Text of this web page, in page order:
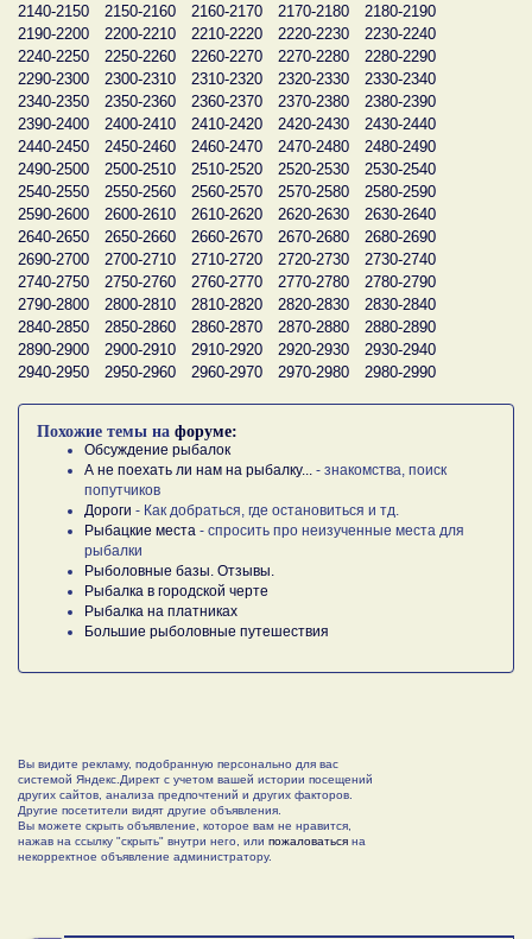
2140-2150
2150-2160 2160-2170 2170-2180
2180-2190
2190-2200
2200-2210 2210-2220 2220-2230
2230-2240
2240-2250
2250-2260 2260-2270 2270-2280
2280-2290
2290-2300
2300-2310 2310-2320 2320-2330
2330-2340
2340-2350
2350-2360 2360-2370 2370-2380
2380-2390
2390-2400
2400-2410 2410-2420 2420-2430
2430-2440
2440-2450
2450-2460 2460-2470 2470-2480
2480-2490
2490-2500
2500-2510 2510-2520 2520-2530
2530-2540
2540-2550
2550-2560 2560-2570 2570-2580
2580-2590
2590-2600
2600-2610 2610-2620 2620-2630
2630-2640
2640-2650
2650-2660 2660-2670 2670-2680
2680-2690
2690-2700
2700-2710 2710-2720 2720-2730
2730-2740
2740-2750
2750-2760 2760-2770 2770-2780
2780-2790
2790-2800
2800-2810 2810-2820 2820-2830
2830-2840
2840-2850
2850-2860 2860-2870 2870-2880
2880-2890
2890-2900
2900-2910 2910-2920 2920-2930
2930-2940
2940-2950
2950-2960 2960-2970 2970-2980 2980-2990
Похожие темы на форуме:
Обсуждение рыбалок
А не поехать ли нам на рыбалку...
- знакомства, поиск
попутчиков
Дороги - Как добраться, где остановиться и тд.
Рыбацкие места - спросить про неизученные места для
рыбалки
Рыболовные базы. Отзывы.
Рыбалка в городской черте
Рыбалка на платниках
Большие рыболовные путешествия
Вы видите рекламу, подобранную персонально для вас
системой Яндекс.Директ с учетом вашей истории посещений
других сайтов, анализа предпочтений и других факторов.
Другие посетители видят другие объявления.
Вы можете скрыть объявление, которое вам не нравится,
нажав на ссылку "скрыть" внутри него, или пожаловаться на
некорректное объявление администратору.